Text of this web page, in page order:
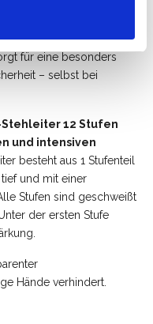
Lebensdauer ist
zwei zusätzlichen
für eine besonders
– selbst bei
12 Stufen
und intensiven
besteht aus 1 Stufenteil
und mit einer
Stufen sind geschweißt
der ersten Stufe
Hände verhindert.